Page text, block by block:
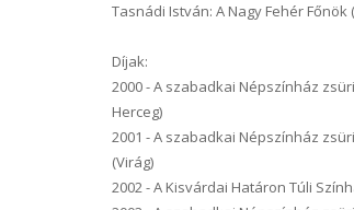
Tasnádi István: A Nagy Fehér
Díjak:
2000 - A szabadkai Népszínház
Herceg)
2001 - A szabadkai Népszínház
(Virág)
2002 - A Kisvárdai Határon Túli